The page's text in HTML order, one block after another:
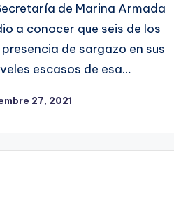
de Marina Armada
a conocer que seis de los
de sargazo en sus
escasos de esa…
27, 2021